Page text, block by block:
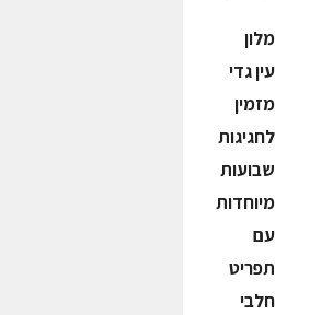
מלון
עין גדי
מזמין
לחגיגות
שבועות
מיוחדות
עם
תפריט
חלבי